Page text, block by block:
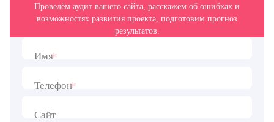
Проведём аудит вашего сайта, расскажем об ошибках и
возможностях развития проекта, подготовим прогноз
результатов.
Имя*
Телефон*
Сайт